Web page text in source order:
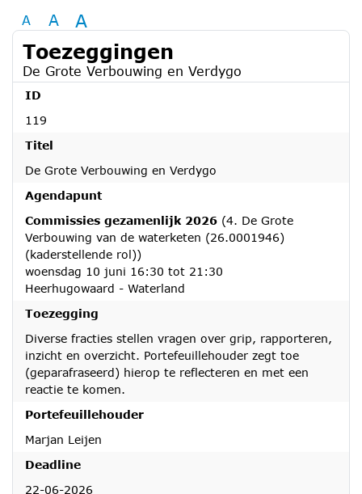
A A A
Toezeggingen
De Grote Verbouwing en Verdygo
ID
119
Titel
De Grote Verbouwing en Verdygo
Agendapunt
Commissies gezamenlijk 2026 (4. De Grote
Verbouwing van de waterketen (26.0001946)
(kaderstellende rol))
woensdag 10 juni 16:30 tot 21:30
Heerhugowaard - Waterland
Toezegging
Diverse fracties stellen vragen over grip, rapporteren,
inzicht en overzicht. Portefeuillehouder zegt toe
(geparafraseerd) hierop te reflecteren en met een
reactie te komen.
Portefeuillehouder
Marjan Leijen
Deadline
22-06-2026